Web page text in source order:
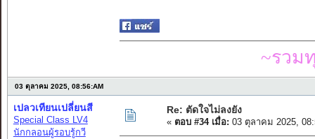
~รวม
03 ตุลาคม 2025, 08:56:AM
เปลวเทียนเปลี่ยนสี
Special Class LV4
นักกลอนผู้รอบรู้กวี
Re: ตัดใจไม่ลงยัง
« ตอบ #34 เมื่อ: 03 ตุลาคม 2025,